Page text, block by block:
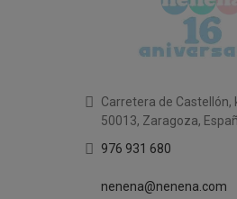
Carretera de Castellón,
50013, Zaragoza,
976 931 680
nenena@nenena.com